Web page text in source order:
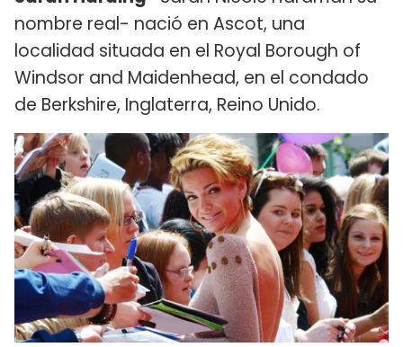
nombre real- nació en Ascot, una
localidad situada en el Royal Borough of
Windsor and Maidenhead, en el condado
de Berkshire, Inglaterra, Reino Unido.